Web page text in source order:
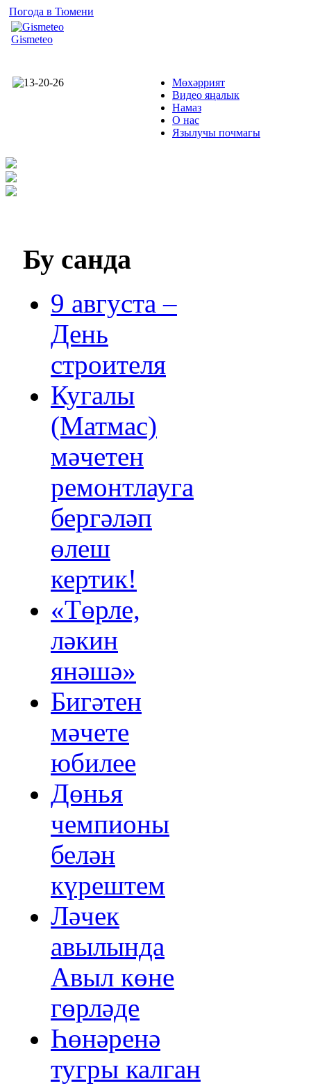
Погода в Тюмени
Gismeteo
Мөхәррият
Видео яңалык
Намаз
О нас
Язылучы почмагы
Бу санда
9 августа –
День
строителя
Кугалы
(Матмас)
мәчетен
ремонтлауга
бергәләп
өлеш
кертик!
«Төрле,
ләкин
янәшә»
Бигәтен
мәчете
юбилее
Дөнья
чемпионы
белән
күрештем
Ләчек
авылында
Авыл көне
гөрләде
Һөнәренә
тугры калган